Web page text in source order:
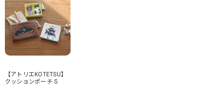
【アトリエKOTETSU】
クッションポーチ S